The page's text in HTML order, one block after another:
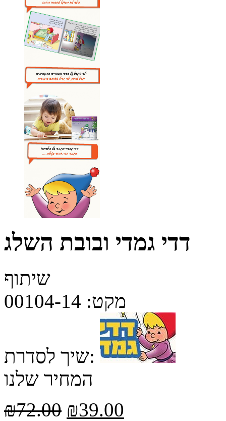
דדי גמדי ובובת השלג
שיתוף
מקט: 00104-14
שיך לסדרת:
המחיר שלנו
₪72.00 ₪39.00